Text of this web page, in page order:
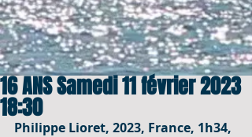
16 ANS Samedi 11 février 2023
18:30
Philippe Lioret, 2023, France, 1h34,